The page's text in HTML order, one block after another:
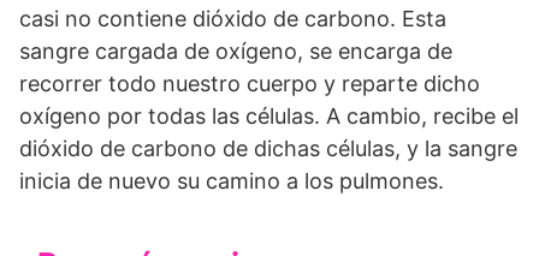
casi no contiene dióxido de carbono. Esta
sangre cargada de oxígeno, se encarga de
recorrer todo nuestro cuerpo y reparte dicho
oxígeno por todas las células. A cambio, recibe el
dióxido de carbono de dichas células, y la sangre
inicia de nuevo su camino a los pulmones.